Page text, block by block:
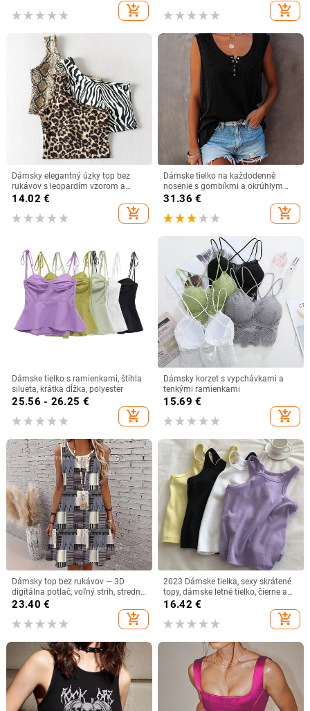
add_shopping_cart
rukávmi pre ženy, módny ležérny
vintage top
add_shopping_cart
Dámsky elegantný úzky top bez
rukávov s leopardím vzorom a
európskym a americkým dizajnom
14.02 €
add_shopping_cart
Dámske tielko na každodenné
nosenie s gombíkmi a okrúhlym
výstrihom
31.36 €
add_shopping_cart
Dámske tielko s ramienkami, štíhla
silueta, krátka dĺžka, polyester
25.56 - 26.25 €
add_shopping_cart
Dámsky korzet s vypchávkami a
tenkými ramienkami
15.69 €
add_shopping_cart
Dámsky top bez rukávov — 3D
digitálna potlač, voľný strih, stredná
dĺžka, polyester 95%+
23.40 €
add_shopping_cart
2023 Dámske tielka, sexy skrátené
topy, dámske letné tielko, čierne a
biele športové oblečenie pre ženy
16.42 €
add_shopping_cart